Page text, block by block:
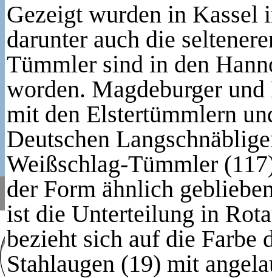
Gezeigt wurden in Kassel
darunter auch die
Tümmler sind in den
worden. Magdeburger
mit den Elstertümmlern
Deutschen
Weißschlag-Tümmler
der Form ähnlich
ist die Unterteilung in
bezieht sich auf die Farbe
Stahlaugen (19) mit